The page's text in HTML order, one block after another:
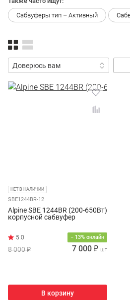
Сабвуферы тип – Активный
НЕТ В НАЛИЧИИ
SBE1244BR-12
Alpine SBE 1244BR (200-650Вт)
корпусной сабвуфер
− 13% онлайн
8 000 ₽ 7 000 ₽ шт
В корзину